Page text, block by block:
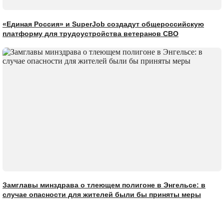
«Единая Россия» и SuperJob создадут общероссийскую
платформу для трудоустройства ветеранов СВО
Замглавы минздрава о тлеющем полигоне в Энгельсе: в
случае опасности для жителей были бы приняты меры